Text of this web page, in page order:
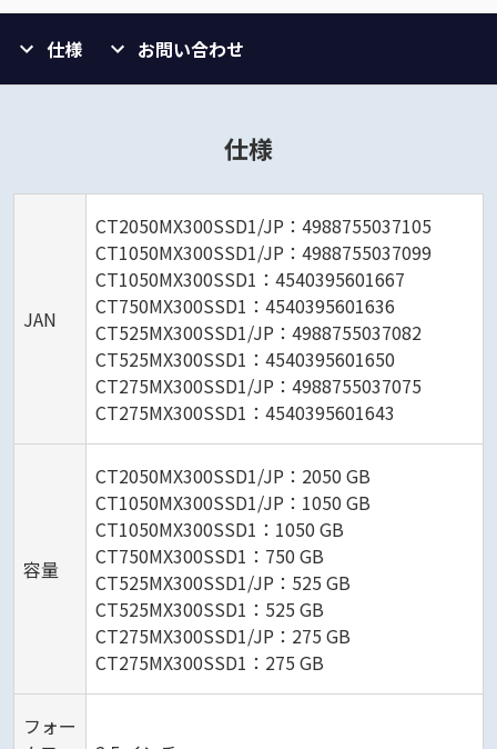
仕様 お問い合わせ
仕様
JAN
CT2050MX300SSD1/JP：4988755037105
CT1050MX300SSD1/JP：4988755037099
CT1050MX300SSD1：4540395601667
CT750MX300SSD1：4540395601636
CT525MX300SSD1/JP：4988755037082
CT525MX300SSD1：4540395601650
CT275MX300SSD1/JP：4988755037075
CT275MX300SSD1：4540395601643
容量
CT2050MX300SSD1/JP：2050 GB
CT1050MX300SSD1/JP：1050 GB
CT1050MX300SSD1：1050 GB
CT750MX300SSD1：750 GB
CT525MX300SSD1/JP：525 GB
CT525MX300SSD1：525 GB
CT275MX300SSD1/JP：275 GB
CT275MX300SSD1：275 GB
フォー